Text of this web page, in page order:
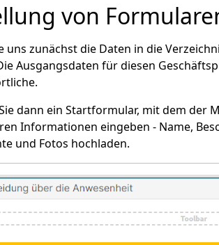
von
uns zunächst die Daten in die
Ausgangsdaten für diesen
dann ein Startformular, mit dem der
Informationen eingeben - Name,
und Fotos hochladen.